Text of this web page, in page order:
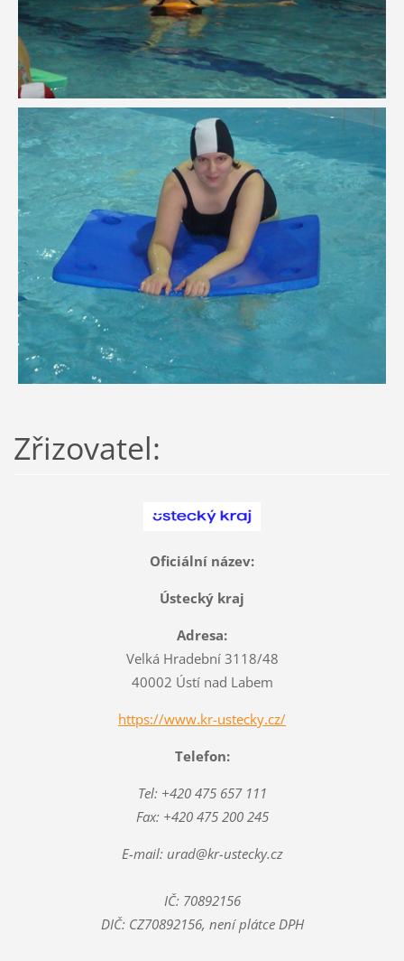
Zřizovatel:
Oficiální název:
Ústecký kraj
Adresa:
Velká Hradební 3118/48
40002 Ústí nad Labem
https://www.kr-ustecky.cz/
Telefon:
Tel: +420 475 657 111
Fax: +420 475 200 245
E-mail: urad@kr-ustecky.cz
IČ: 70892156
DIČ: CZ70892156, není plátce DPH